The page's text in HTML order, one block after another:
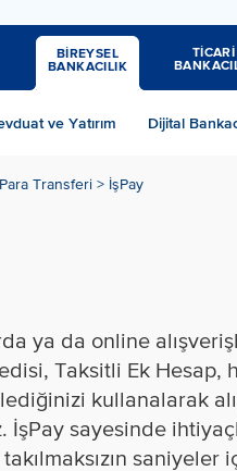
BİREYSEL
BANKACILIK
TİCARİ
ve Yatırım Dijital
Transferi > İşPay
ya da online
Taksitli Ek Hesap,
kullanalarak
sayesinde
saniyeler